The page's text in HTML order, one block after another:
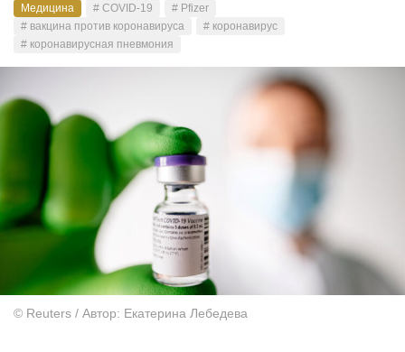
Медицина # COVID-19
# Pfizer
# вакцина против коронавируса
# коронавирус
# коронавирусная пневмония
© Reuters / Автор: Екатерина Лебедева